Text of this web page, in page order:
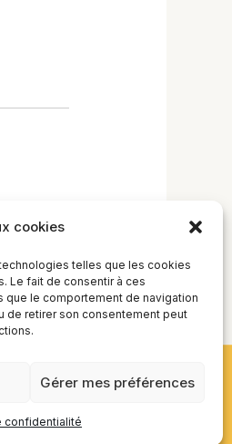
cookies
telles que les cookies
Le fait de consentir à ces
le comportement de navigation
de retirer son consentement peut
Gérer mes préférences
confidentialité